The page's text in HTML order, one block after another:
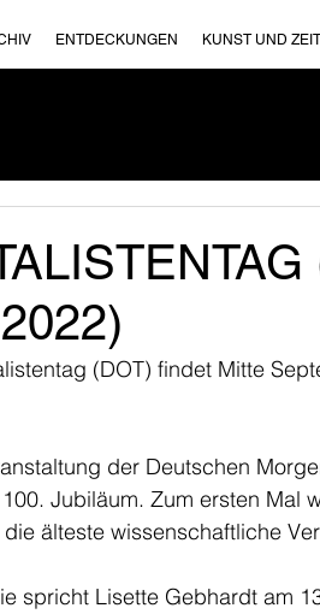
ENTDECKUNGEN KUNST UND ZEIT
(DOT) findet Mitte
der Deutschen
Jubiläum. Zum ersten Mal
älteste wissenschaftliche
spricht Lisette Gebhardt am